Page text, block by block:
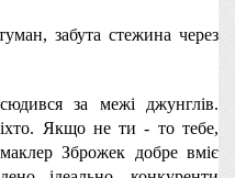
забута стежина через
за межі джунглів.
Якщо не ти - то тебе,
Зброжек добре вміє